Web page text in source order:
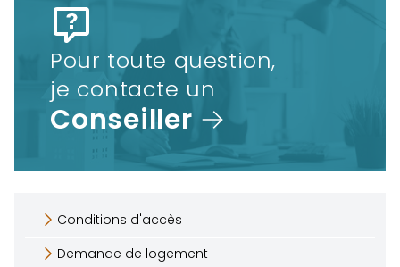
Pour toute question,
je contacte un
Conseiller
Conditions d'accès
Demande de logement